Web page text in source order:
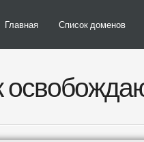
Главная Список доменов